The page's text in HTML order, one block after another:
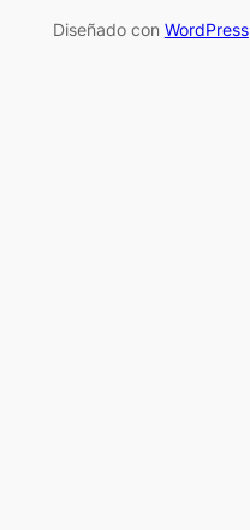
Diseñado con WordPress